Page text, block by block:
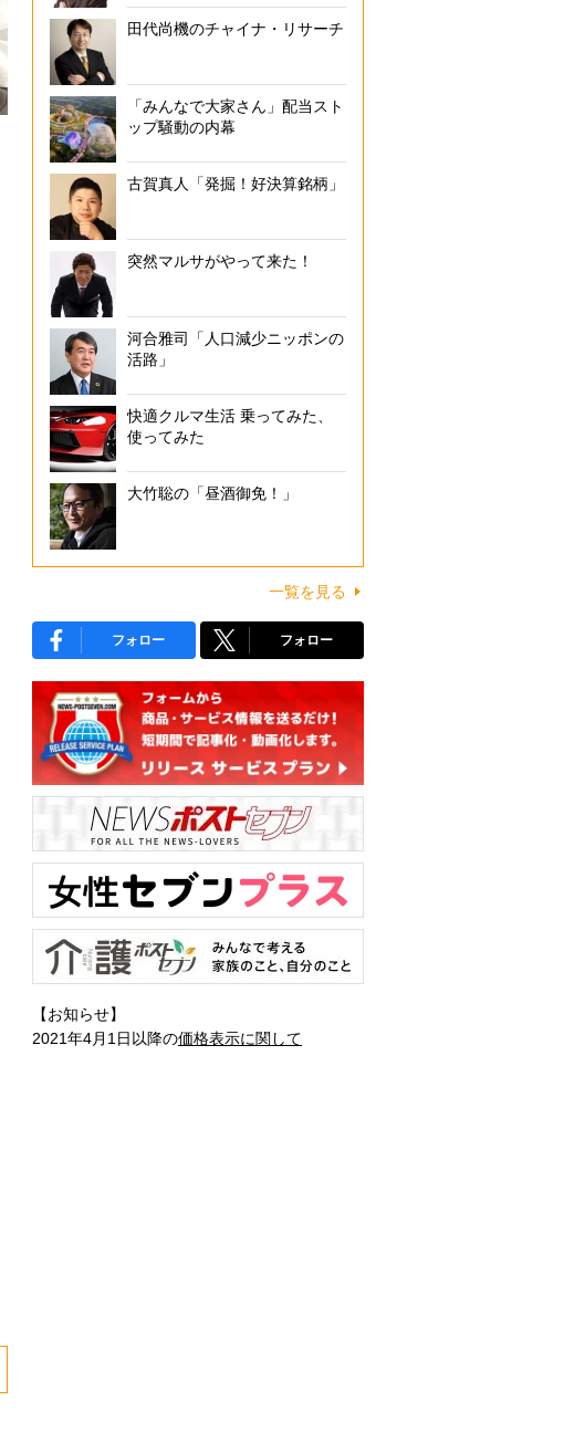
田代尚機のチャイナ・リサーチ
「みんなで大家さん」配当スト
ップ騒動の内幕
古賀真人「発掘！好決算銘柄」
突然マルサがやって来た！
河合雅司「人口減少ニッポンの
活路」
快適クルマ生活 乗ってみた、
使ってみた
大竹聡の「昼酒御免！」
一覧を見る
フォロー フォロー
【お知らせ】
2021年4月1日以降の価格表示に関して